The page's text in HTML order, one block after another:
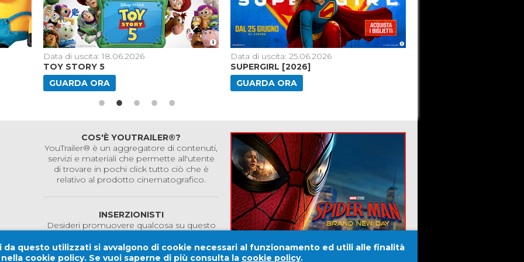
questo utilizzati si avvalgono di cookie necessari al funzionamento ed utili alle finalità
cookie policy. Se vuoi saperne di più consulta la cookie policy.
Data di uscita: 18.06.2026
TOY STORY 5
GUARDA ORA
Data di uscita: 25.06.2026
SUPERGIRL [2026]
GUARDA ORA
COS'È YOUTRAILER®?
YouTrailer® è un aggregatore di contenuti,
servizi e materiali che permette all'utente
di trovare in pochi click tutto ciò che è
relativo al prodotto cinematografico.
INSERZIONISTI
Desideri promuovere qualcosa su questo
Contattaci!